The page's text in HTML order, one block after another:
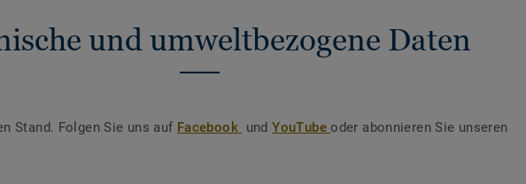
und umweltbezogene Daten
Stand. Folgen Sie uns auf Facebook undYouTubeoder abonnieren Sie unseren